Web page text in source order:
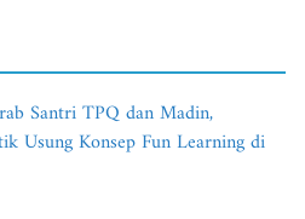
Santri TPQ dan Madin,
Usung Konsep Fun Learning di